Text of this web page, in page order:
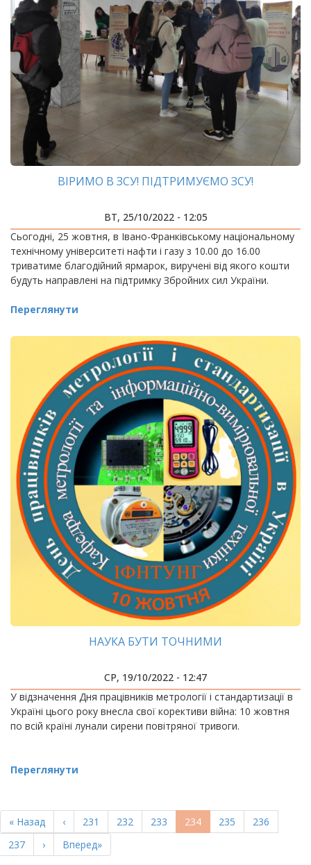
ВІРИМО В ЗСУ! ПІДТРИМУЄМО ЗСУ!
ВТ, 25/10/2022 - 12:05
Сьогодні, 25 жовтня, в Івано-Франківському національному
технічному університеті нафти і газу з 10.00 до 16.00
триватиме благодійний ярмарок, виручені від якого кошти
будуть направлені на підтримку Збройних сил України.
Переглянути
НАУКА БУТИ ТОЧНИМИ
СР, 19/10/2022 - 12:47
У відзначення Дня працівників метрології і стандартизації в
Україні цього року внесла свої корективи війна: 10 жовтня
по всій країні лунали сирени повітряної тривоги.
Переглянути
НА
СТОРІНКИ
Перша
сторінка
« Назад
Попередня
сторінка
‹ Page
231 Page
232 Page
233
Поточна
сторінка
234 Page
235 Page
236
Page
237
Наступна
сторінка
›
Остання
сторінка
Вперед»